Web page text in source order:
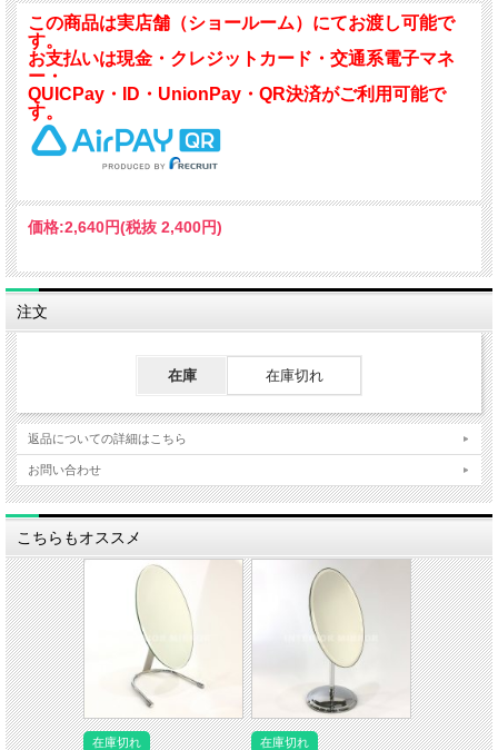
本体サイズH223×W247×D14
ミラーサイズ176丸×T2
ミラー部 2ミリミラー/アクリル樹脂
スタンド：スチール製クロームメッキ
重さ 440g
この商品は実店舗（ショールーム）にてお渡し可能で
す。
お支払いは現金・クレジットカード・交通系電子マネ
ー・
QUICPay・ID・UnionPay・QR決済がご利用可能で
す。
価格:2,640円(税抜 2,400円)
注文
在庫 在庫切れ
返品についての詳細はこちら
お問い合わせ
こちらもオススメ
在庫切れ 在庫切れ